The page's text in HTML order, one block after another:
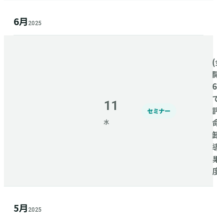
6月 2025
11
水
セミナー
5月 2025